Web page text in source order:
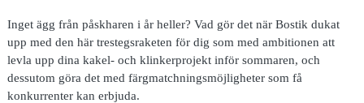
Inget ägg från påskharen i år heller? Vad gör det när Bostik dukat
upp med den här trestegsraketen för dig som med ambitionen att
levla upp dina kakel- och klinkerprojekt inför sommaren, och
dessutom göra det med färgmatchningsmöjligheter som få
konkurrenter kan erbjuda.